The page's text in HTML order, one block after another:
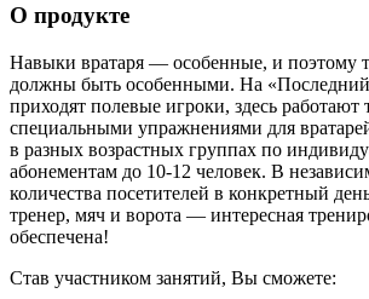
О продукте
Навыки вратаря — особенные, и поэтому
должны быть особенными. На
приходят полевые игроки, здесь работают
специальными упражнениями для
в разных возрастных группах по
абонементам до 10-12 человек. В
количества посетителей в конкретный
тренер, мяч и ворота — интересная
обеспечена!
Став участником занятий, Вы сможете: